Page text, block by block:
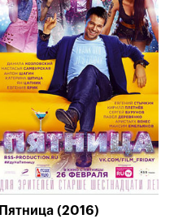
Пятница (2016)